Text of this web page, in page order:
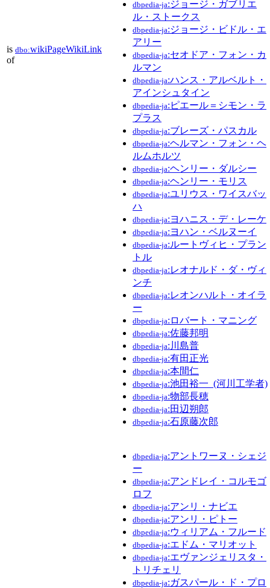
is dbo:wikiPageWikiLink
of
dbpedia-ja:ジョージ・ガブリエ
ル・ストークス
dbpedia-ja:ジョージ・ビドル・エ
アリー
dbpedia-ja:セオドア・フォン・カ
ルマン
dbpedia-ja:ハンス・アルベルト・
アインシュタイン
dbpedia-ja:ピエール＝シモン・ラ
プラス
dbpedia-ja:ブレーズ・パスカル
dbpedia-ja:ヘルマン・フォン・ヘ
ルムホルツ
dbpedia-ja:ヘンリー・ダルシー
dbpedia-ja:ヘンリー・モリス
dbpedia-ja:ユリウス・ワイスバッ
ハ
dbpedia-ja:ヨハニス・デ・レーケ
dbpedia-ja:ヨハン・ベルヌーイ
dbpedia-ja:ルートヴィヒ・プラン
トル
dbpedia-ja:レオナルド・ダ・ヴィ
ンチ
dbpedia-ja:レオンハルト・オイラ
ー
dbpedia-ja:ロバート・マニング
dbpedia-ja:佐藤邦明
dbpedia-ja:川島普
dbpedia-ja:有田正光
dbpedia-ja:本間仁
dbpedia-ja:池田裕一_(河川工学者)
dbpedia-ja:物部長穂
dbpedia-ja:田辺朔郎
dbpedia-ja:石原藤次郎
dbpedia-ja:アントワーヌ・シェジ
ー
dbpedia-ja:アンドレイ・コルモゴ
ロフ
dbpedia-ja:アンリ・ナビエ
dbpedia-ja:アンリ・ピトー
dbpedia-ja:ウィリアム・フルード
dbpedia-ja:エドム・マリオット
dbpedia-ja:エヴァンジェリスタ・
トリチェリ
dbpedia-ja:ガスパール・ド・プロ